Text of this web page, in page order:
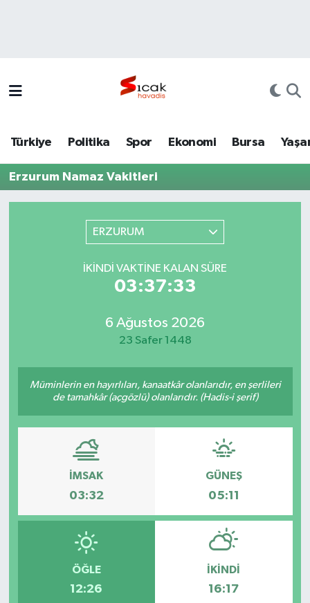
Türkiye Politika Spor Ekonomi Bursa
Erzurum Namaz Vakitleri
ERZURUM
İKINDI VAKTINE KALAN SÜRE
03:37:33
6 Ağustos 2026
23 Safer 1448
Müminlerin en hayırlıları, kanaatkâr olanlarıdır, en şerlileri
de tamahkâr (açgözlü) olanlarıdır. (Hadis-i şerif)
İMSAK
03:32
GÜNEŞ
05:11
ÖĞLE
12:26
İKINDI
16:17
Politika
Sağlık
Magazin
Gündem
Teknoloji
Tüm Manşetler
Son Dakika Haberleri
Haber Arşivi